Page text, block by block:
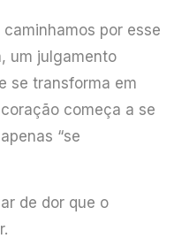
por esse
um julgamento
se transforma em
começa a se
“se
de dor que o